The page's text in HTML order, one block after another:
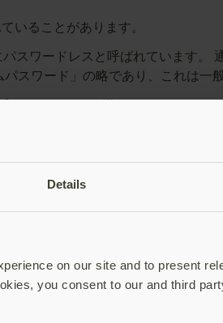
Details
on our site and to present
you consent to our and third
いることがあります。
スワードレスと呼ばれています。
スワード」の略であり、これは一
され、メールで送られます。 リン
らの2つの認証フローはパスワー
たり、マジックリンクをクリッ
本的な多要素認証に打ち勝つ方法」
ることがあります。
めの最も効果的な方法の1つです
フィッシング攻撃を阻止する確
すると、複雑で費用が高くなる